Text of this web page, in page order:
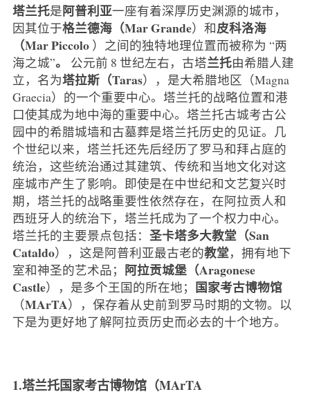
塔兰托是阿普利亚一座有着深厚历史渊源的城市，
因其位于格兰德海（Mar Grande）和皮科洛海
（Mar Piccolo ）之间的独特地理位置而被称为 “两
海之城”。 公元前 8 世纪左右，古塔兰托由希腊人建
立，名为塔拉斯（Taras），是大希腊地区（Magna
Graecia）的一个重要中心。塔兰托的战略位置和港
口使其成为地中海的重要中心。塔兰托古城考古公
园中的希腊城墙和古墓葬是塔兰托历史的见证。几
个世纪以来，塔兰托还先后经历了罗马和拜占庭的
统治，这些统治通过其建筑、传统和当地文化对这
座城市产生了影响。即使是在中世纪和文艺复兴时
期，塔兰托的战略重要性依然存在，在阿拉贡人和
西班牙人的统治下，塔兰托成为了一个权力中心。
塔兰托的主要景点包括： 圣卡塔多大教堂（San
Cataldo），这是阿普利亚最古老的教堂，拥有地下
室和神圣的艺术品； 阿拉贡城堡（Aragonese
Castle），是多个王国的所在地； 国家考古博物馆
（MArTA），保存着从史前到罗马时期的文物。以
下是为更好地了解阿拉贡历史而必去的十个地方。
1.塔兰托国家考古博物馆（MArTA